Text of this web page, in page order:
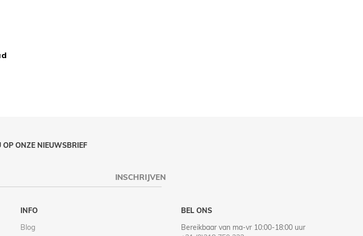
OP ONZE NIEUWSBRIEF
INSCHRIJVEN
INFO
Blog
BEL ONS
Bereikbaar van ma-vr 10:00-18:00 uur